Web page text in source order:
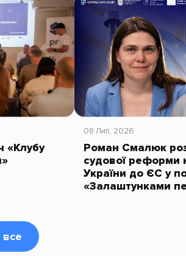
«Клубу
08 Лип, 2026
Роман Смалюк
судової реформи
України до ЄС у
«Залаштунками
все